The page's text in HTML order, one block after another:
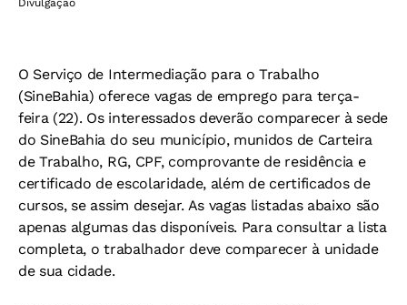
Divulgação
O Serviço de Intermediação para o Trabalho
(SineBahia) oferece vagas de emprego para terça-
feira (22). Os interessados deverão comparecer à sede
do SineBahia do seu município, munidos de Carteira
de Trabalho, RG, CPF, comprovante de residência e
certificado de escolaridade, além de certificados de
cursos, se assim desejar. As vagas listadas abaixo são
apenas algumas das disponíveis. Para consultar a lista
completa, o trabalhador deve comparecer à unidade
de sua cidade.